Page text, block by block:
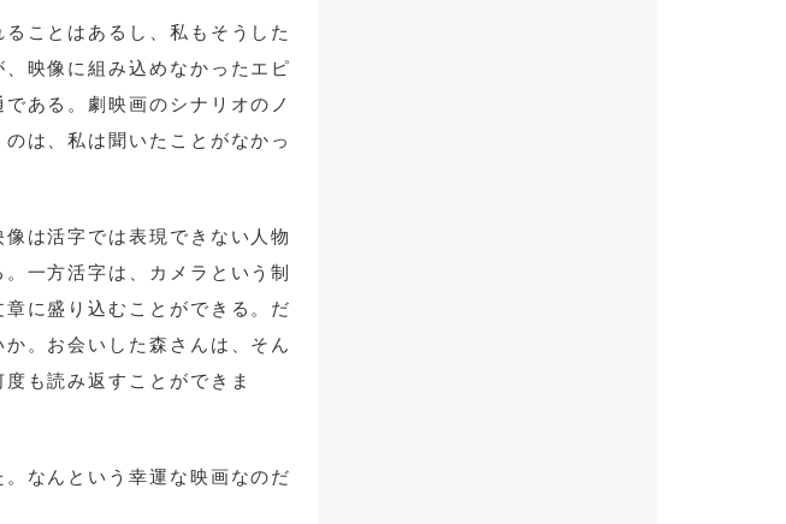
ことはあるし、私もそうした
映像に組み込めなかったエピ
ある。劇映画のシナリオのノ
は、私は聞いたことがなかっ
は活字では表現できない人物
一方活字は、カメラという制
に盛り込むことができる。だ
。お会いした森さんは、そん
も読み返すことができま
なんという幸運な映画なのだ